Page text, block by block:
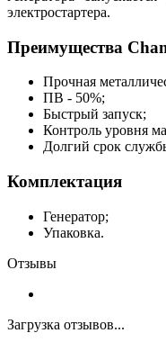
электростартера.
Преимущества
Прочная
ПВ - 50%;
Быстрый запуск;
Контроль уровня
Долгий срок
Комплектация
Генератор;
Упаковка.
Отзывы
Загрузка отзывов...